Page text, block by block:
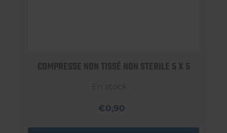
COMPRESSE NON TISSÉ NON STERILE 5 X 5
En stock
€0,90